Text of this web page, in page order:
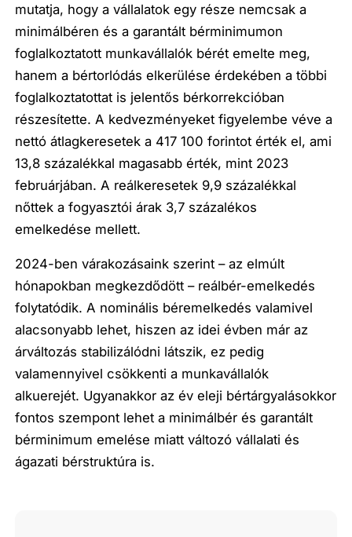
mutatja, hogy a vállalatok egy része nemcsak a
minimálbéren és a garantált bérminimumon
foglalkoztatott munkavállalók bérét emelte meg,
hanem a bértorlódás elkerülése érdekében a többi
foglalkoztatottat is jelentős bérkorrekcióban
részesítette. A kedvezményeket figyelembe véve a
nettó átlagkeresetek a 417 100 forintot érték el, ami
13,8 százalékkal magasabb érték, mint 2023
februárjában. A reálkeresetek 9,9 százalékkal
nőttek a fogyasztói árak 3,7 százalékos
emelkedése mellett.
2024-ben várakozásaink szerint – az elmúlt
hónapokban megkezdődött – reálbér-emelkedés
folytatódik. A nominális béremelkedés valamivel
alacsonyabb lehet, hiszen az idei évben már az
árváltozás stabilizálódni látszik, ez pedig
valamennyivel csökkenti a munkavállalók
alkuerejét. Ugyanakkor az év eleji bértárgyalásokkor
fontos szempont lehet a minimálbér és garantált
bérminimum emelése miatt változó vállalati és
ágazati bérstruktúra is.